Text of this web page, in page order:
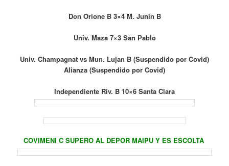
Don Orione B 3×4 M. Junin B
Univ. Maza 7×3 San Pablo
Univ. Champagnat vs Mun. Lujan B (Suspendido por Covid)
Alianza (Suspendido por Covid)
Independiente Riv. B 10×6 Santa Clara
COVIMENI C SUPERO AL DEPOR MAIPU Y ES ESCOLTA